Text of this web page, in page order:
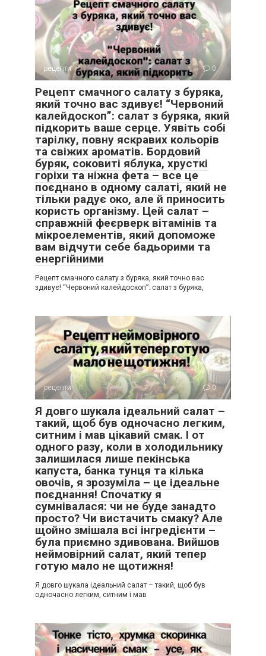
рецепти 0
Рецепт смачного салату з буряка,
який точно вас здивує! “Червоний
калейдоскоп”: салат з буряка, який
підкорить ваше серце. Уявіть собі
тарілку, повну яскравих кольорів
та свіжих ароматів. Бордовий
буряк, соковиті яблука, хрусткі
горіхи та ніжна фета – все це
поєднано в одному салаті, який не
тільки радує око, але й приносить
користь організму. Цей салат –
справжній феєрверк вітамінів та
мікроелементів, який допоможе
вам відчути себе бадьорими та
енергійними
Рецепт смачного салату з буряка, який точно вас
здивує! “Червоний калейдоскоп”: салат з буряка,
рецепти 0
Я довго шукала ідеальний салат –
такий, щоб був одночасно легким,
ситним і мав цікавий смак. І от
одного разу, коли в холодильнику
залишилася лише пекінська
капуста, банка тунця та кілька
овочів, я зрозуміла – це ідеальне
поєднання! Спочатку я
сумнівалася: чи не буде занадто
просто? Чи вистачить смаку? Але
щойно змішала всі інгредієнти –
була приємно здивована. Вийшов
неймовірний салат, який тепер
готую мало не щотижня!
Я довго шукала ідеальний салат – такий, щоб був
одночасно легким, ситним і мав